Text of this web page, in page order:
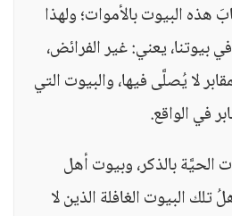
البيوت بالأموات؛ ولهذا
يعني: غير الفرائض،
لا يُصلَّى فيها، والبيوت التي
في الواقع.
الحيَّة بالذكر، وبيوت أهل
تلك البيوت الغافلة الذين لا